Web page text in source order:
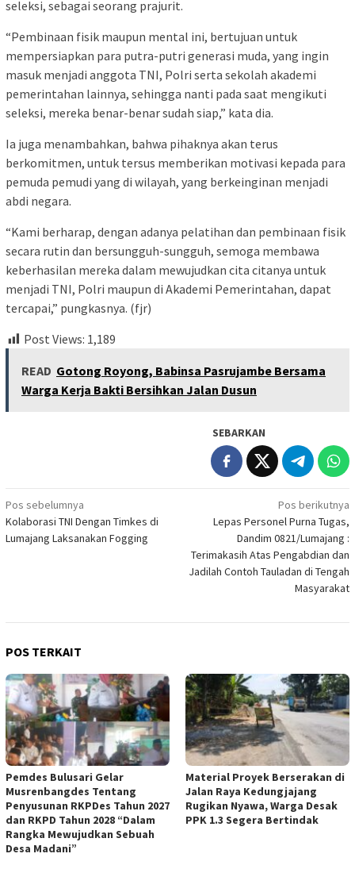
seleksi, sebagai seorang prajurit.
“Pembinaan fisik maupun mental ini, bertujuan untuk
mempersiapkan para putra-putri generasi muda, yang ingin
masuk menjadi anggota TNI, Polri serta sekolah akademi
pemerintahan lainnya, sehingga nanti pada saat mengikuti
seleksi, mereka benar-benar sudah siap,” kata dia.
Ia juga menambahkan, bahwa pihaknya akan terus
berkomitmen, untuk tersus memberikan motivasi kepada para
pemuda pemudi yang di wilayah, yang berkeinginan menjadi
abdi negara.
“Kami berharap, dengan adanya pelatihan dan pembinaan fisik
secara rutin dan bersungguh-sungguh, semoga membawa
keberhasilan mereka dalam mewujudkan cita citanya untuk
menjadi TNI, Polri maupun di Akademi Pemerintahan, dapat
tercapai,” pungkasnya. (fjr)
Post Views: 1,189
READ Gotong Royong, Babinsa Pasrujambe Bersama
Warga Kerja Bakti Bersihkan Jalan Dusun
SEBARKAN
Navigasi
pos
Pos sebelumnya
Kolaborasi TNI Dengan Timkes di
Lumajang Laksanakan Fogging
Pos berikutnya
Lepas Personel Purna Tugas,
Dandim 0821/Lumajang :
Terimakasih Atas Pengabdian dan
Jadilah Contoh Tauladan di Tengah
Masyarakat
POS TERKAIT
Pemdes Bulusari Gelar
Musrenbangdes Tentang
Penyusunan RKPDes Tahun 2027
dan RKPD Tahun 2028 “Dalam
Rangka Mewujudkan Sebuah
Desa Madani”
Material Proyek Berserakan di
Jalan Raya Kedungjajang
Rugikan Nyawa, Warga Desak
PPK 1.3 Segera Bertindak